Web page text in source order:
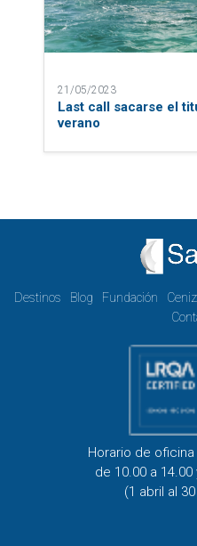
21/05/2023
Last call sacarse el
verano
Destinos Blog Fundación
Horario de
de 10.00 a
(1 abril al